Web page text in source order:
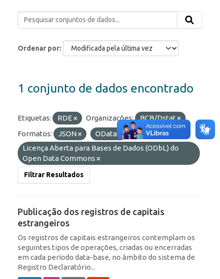
Ordenar por
1 conjunto de dados encontrado
Etiquetas: RDE Organizações:
BCB/Dstat
Formatos:
JSON OData
Licenças:
Licença Aberta para Bases de Dados (ODbL) do
Open Data Commons
Filtrar Resultados
Publicação dos registros de capitais
estrangeiros
Os registros de capitais estrangeiros contemplam os
seguintes tipos de operações, criadas ou encerradas
em cada período data-base, no âmbito do sistema de
Registro Declaratório...